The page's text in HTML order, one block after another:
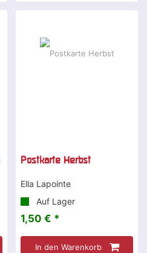
Postkarte Herbst
Ella Lapointe
Auf Lager
1,50 € *
In den Warenkorb